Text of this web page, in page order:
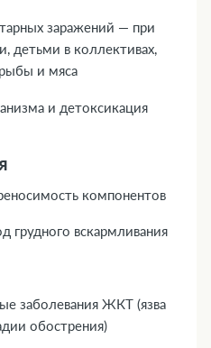
заражений — при
детьми в коллективах,
и мяса
и детоксикация
компонентов
грудного вскармливания
заболевания ЖКТ (язва
обострения)